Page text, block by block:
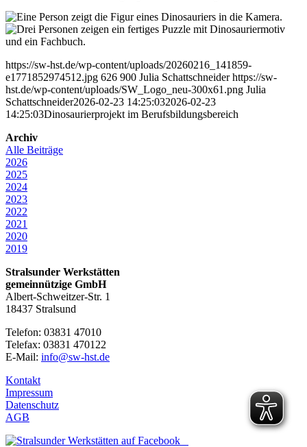
https://sw-hst.de/wp-content/uploads/20260216_141859-
e1771852974512.jpg 626 900 Julia Schattschneider https://sw-
hst.de/wp-content/uploads/SW_Logo_neu-300x61.png Julia
Schattschneider2026-02-23 14:25:032026-02-23
14:25:03Dinosaurierprojekt im Berufsbildungsbereich
Archiv
Alle Beiträge
2026
2025
2024
2023
2022
2021
2020
2019
Stralsunder Werkstätten
gemeinnützige GmbH
Albert-Schweitzer-Str. 1
18437 Stralsund
Telefon: 03831 47010
Telefax: 03831 470122
E-Mail: info@sw-hst.de
Kontakt
Impressum
Datenschutz
AGB